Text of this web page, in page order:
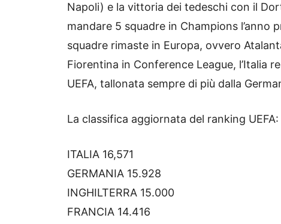
Napoli) e la vittoria dei tedeschi con il
mandare 5 squadre in Champions
squadre rimaste in Europa, ovvero
Fiorentina in Conference League, l’Italia
UEFA, tallonata sempre di più dalla
La classifica aggiornata del ranking UEFA:
ITALIA 16,571
GERMANIA 15.928
INGHILTERRA 15.000
FRANCIA 14.416